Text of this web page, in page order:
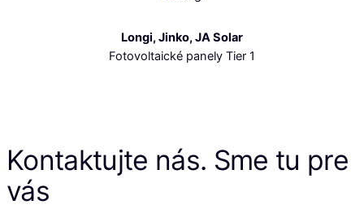
Longi, Jinko, JA Solar
Fotovoltaické panely Tier 1
Kontaktujte nás. Sme tu pre
vás